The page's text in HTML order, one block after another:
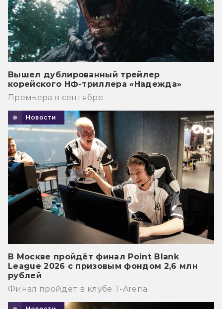
Вышел дублированный трейлер
корейского НФ-триллера «Надежда»
Премьера в сентябре.
Новости
В Москве пройдёт финал Point Blank
League 2026 с призовым фондом 2,6 млн
рублей
Финал пройдёт в клубе T-Arena.